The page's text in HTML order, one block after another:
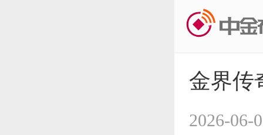
金界传
2026-06-